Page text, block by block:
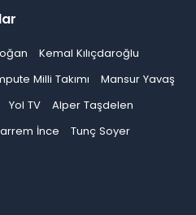
Kemal Kılıçdaroğlu
Milli Takımı
Mansur Yavaş
Yol TV
Alper Taşdelen
İnce
Tunç Soyer